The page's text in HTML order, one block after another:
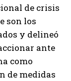
de crisis
son los
y delineó
ante
como
de medidas